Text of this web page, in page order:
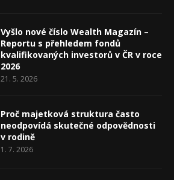
Vyšlo nové číslo Wealth Magazín –
Reportu s přehledem fondů
kvalifikovaných investorů v ČR v roce
2026
21. 5. 2026
Proč majetková struktura často
neodpovídá skutečné odpovědnosti
v rodině
1. 7. 2026